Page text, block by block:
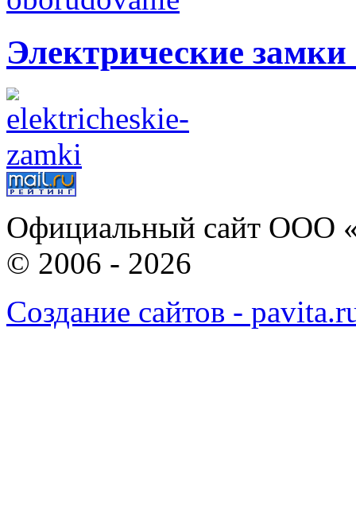
Электрические замки
Официальный сайт ООО
© 2006 - 2026
Создание сайтов -